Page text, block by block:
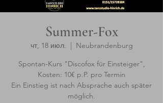
Summer-Fox
чт, 18 июл.
  |
Neubrandenburg
Spontan-Kurs "Discofox für Einsteiger",
Kosten: 10€ p.P. pro Termin
Ein Einstieg ist nach Absprache auch später
möglich.